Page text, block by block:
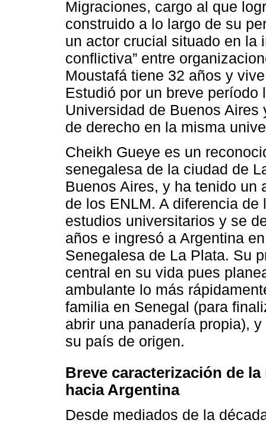
Migraciones, cargo al que
construido a lo largo de su
un actor crucial situado en la
conflictiva” entre
Moustafá tiene 32 años y
Estudió por un breve
Universidad de Buenos
de derecho en la misma
Cheikh Gueye es un
senegalesa de la ciudad de
Buenos Aires, y ha tenido un
de los ENLM. A diferencia
estudios universitarios y se
años e ingresó a Argentina
Senegalesa de La Plata. Su
central en su vida pues
ambulante lo más
familia en Senegal (para
abrir una panadería propia),
su país de origen.
Breve caracterización de
hacia Argentina
Desde mediados de la